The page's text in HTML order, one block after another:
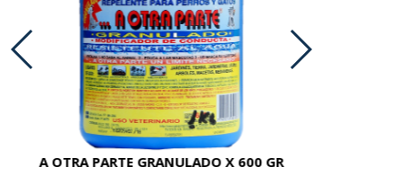
A OTRA PARTE GRANULADO X 600 GR